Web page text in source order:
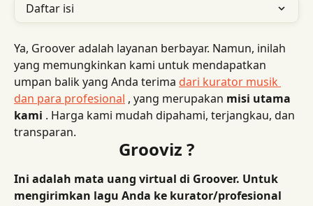
Daftar isi
Ya, Groover adalah layanan berbayar. Namun, inilah
yang memungkinkan kami untuk mendapatkan
umpan balik yang Anda terima dari kurator musik
dan para profesional , yang merupakan misi utama
kami . Harga kami mudah dipahami, terjangkau, dan
transparan.
Grooviz ?
Ini adalah mata uang virtual di Groover. Untuk
mengirimkan lagu Anda ke kurator/profesional